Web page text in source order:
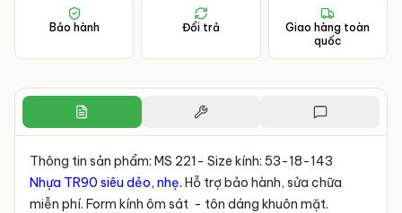
Bảo hành Đổi trả
Giao hàng toàn
quốc
Thông tin sản phẩm: MS 221- Size kính: 53-18-143
Nhựa TR90 siêu dẻo, nhẹ.
miễn phí. Form kính ôm sát - tôn dáng khuôn mặt.